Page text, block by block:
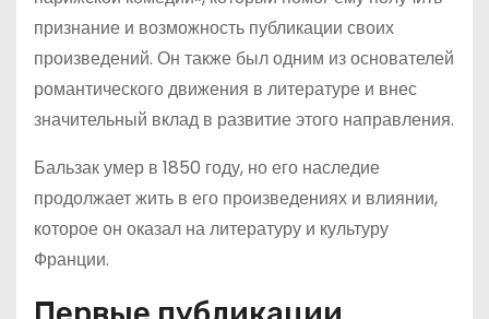
признание и возможность публикации своих
произведений. Он также был одним из основателей
романтического движения в литературе и внес
значительный вклад в развитие этого направления.
Бальзак умер в 1850 году, но его наследие
продолжает жить в его произведениях и влиянии,
которое он оказал на литературу и культуру
Франции.